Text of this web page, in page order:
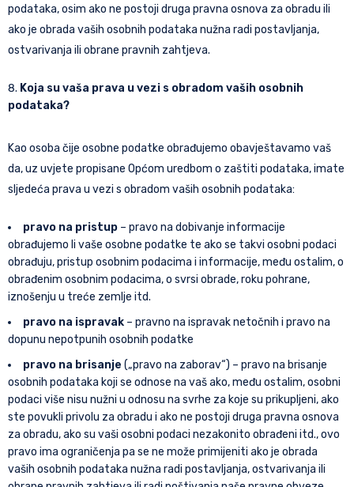
podataka, osim ako ne postoji druga pravna osnova za obradu ili
ako je obrada vaših osobnih podataka nužna radi postavljanja,
ostvarivanja ili obrane pravnih zahtjeva.
Koja su vaša prava u vezi s obradom vaših osobnih
podataka?
Kao osoba čije osobne podatke obrađujemo obavještavamo vaš
da, uz uvjete propisane Općom uredbom o zaštiti podataka, imate
sljedeća prava u vezi s obradom vaših osobnih podataka:
pravo na pristup – pravo na dobivanje informacije
obrađujemo li vaše osobne podatke te ako se takvi osobni podaci
obrađuju, pristup osobnim podacima i informacije, među ostalim, o
obrađenim osobnim podacima, o svrsi obrade, roku pohrane,
iznošenju u treće zemlje itd.
pravo na ispravak – pravno na ispravak netočnih i pravo na
dopunu nepotpunih osobnih podatke
pravo na brisanje („pravo na zaborav“) – pravo na brisanje
osobnih podataka koji se odnose na vaš ako, među ostalim, osobni
podaci više nisu nužni u odnosu na svrhe za koje su prikupljeni, ako
ste povukli privolu za obradu i ako ne postoji druga pravna osnova
za obradu, ako su vaši osobni podaci nezakonito obrađeni itd., ovo
pravo ima ograničenja pa se ne može primijeniti ako je obrada
vaših osobnih podataka nužna radi postavljanja, ostvarivanja ili